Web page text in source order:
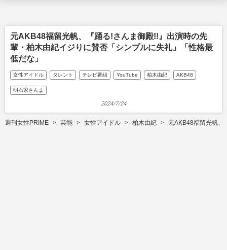
元AKB48福留光帆、『踊る!さんま御殿!!』出演時の先
輩・柏木由紀イジりに賛否「シンプルに失礼」「性格最
低だな」
女性アイドル タレント テレビ番組 YouTube 柏木由紀 AKB48
明石家さんま
2024/7/24
週刊女性PRIME 芸能 女性アイドル 柏木由紀 元AKB48福留光帆、